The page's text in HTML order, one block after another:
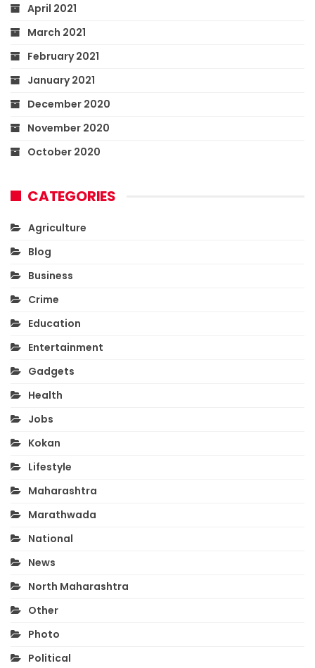
April 2021
March 2021
February 2021
January 2021
December 2020
November 2020
October 2020
CATEGORIES
Agriculture
Blog
Business
Crime
Education
Entertainment
Gadgets
Health
Jobs
Kokan
Lifestyle
Maharashtra
Marathwada
National
News
North Maharashtra
Other
Photo
Political